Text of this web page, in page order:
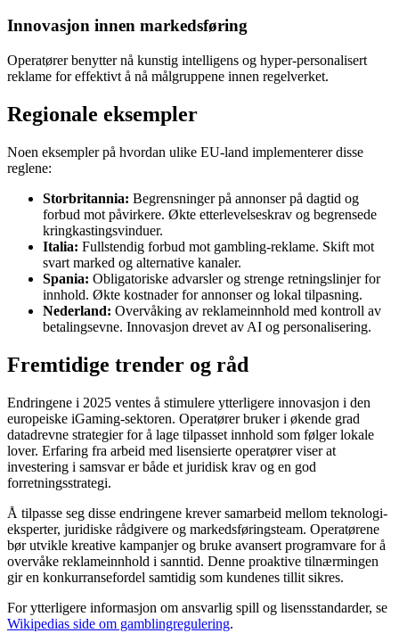
Innovasjon innen markedsføring
Operatører benytter nå kunstig intelligens og hyper-personalisert
reklame for effektivt å nå målgruppene innen regelverket.
Regionale eksempler
Noen eksempler på hvordan ulike EU-land implementerer disse
reglene:
Storbritannia: Begrensninger på annonser på dagtid og
forbud mot påvirkere. Økte etterlevelseskrav og begrensede
kringkastingsvinduer.
Italia: Fullstendig forbud mot gambling-reklame. Skift mot
svart marked og alternative kanaler.
Spania: Obligatoriske advarsler og strenge retningslinjer for
innhold. Økte kostnader for annonser og lokal tilpasning.
Nederland: Overvåking av reklameinnhold med kontroll av
betalingsevne. Innovasjon drevet av AI og personalisering.
Fremtidige trender og råd
Endringene i 2025 ventes å stimulere ytterligere innovasjon i den
europeiske iGaming-sektoren. Operatører bruker i økende grad
datadrevne strategier for å lage tilpasset innhold som følger lokale
lover. Erfaring fra arbeid med lisensierte operatører viser at
investering i samsvar er både et juridisk krav og en god
forretningsstrategi.
Å tilpasse seg disse endringene krever samarbeid mellom teknologi-
eksperter, juridiske rådgivere og markedsføringsteam. Operatørene
bør utvikle kreative kampanjer og bruke avansert programvare for å
overvåke reklameinnhold i sanntid. Denne proaktive tilnærmingen
gir en konkurransefordel samtidig som kundenes tillit sikres.
For ytterligere informasjon om ansvarlig spill og lisensstandarder, se
Wikipedias side om gamblingregulering.